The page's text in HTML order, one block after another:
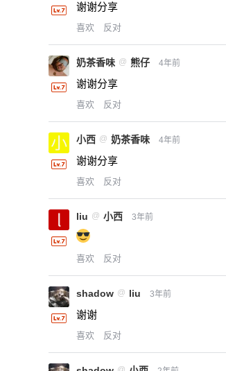
谢谢分享
喜欢 反对
奶茶香味 @ 熊仔 4年前
谢谢分享
喜欢 反对
小西 @ 奶茶香味 4年前
谢谢分享
喜欢 反对
liu @ 小西 3年前
喜欢 反对
shadow @ liu 3年前
谢谢
喜欢 反对